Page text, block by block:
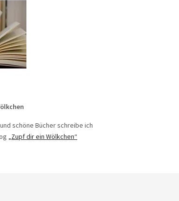
schöne Bücher schreibe ich
„Zupf dir ein Wölkchen“